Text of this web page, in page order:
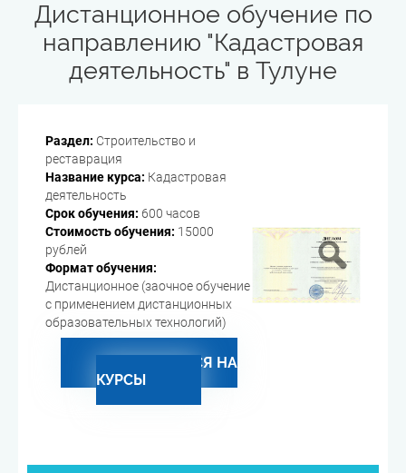
Дистанционное обучение по
направлению "Кадастровая
деятельность" в Тулуне
Раздел: Строительство и
реставрация
Название курса: Кадастровая
деятельность
Срок обучения: 600 часов
Стоимость обучения: 15000
рублей
Формат обучения:
Дистанционное (заочное обучение
с применением дистанционных
образовательных технологий)
ЗАПИСАТЬСЯ НА
КУРСЫ